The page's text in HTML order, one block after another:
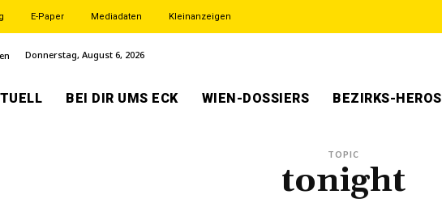
E-Paper Mediadaten Kleinanzeigen
Donnerstag, August 6, 2026
BEI DIR UMS ECK WIEN-DOSSIERS BEZIRKS-HEROS
TOPIC
tonight